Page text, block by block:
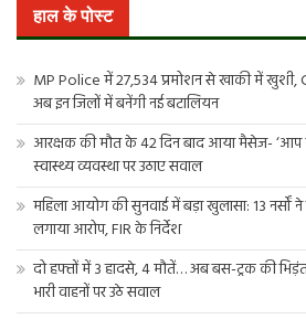
हाल के पोस्ट
MP Police में 27,534 प्रमोशन से खाकी में खुशी,
अब इन जिलों में बनेंगी नई बटालियन
आरक्षक की मौत के 42 दिन बाद आया मैसेज- ‘आप
स्वास्थ्य व्यवस्था पर उठाए सवाल
महिला आयोग की सुनवाई में बड़ा खुलासा: 13
लगाया आरोप, FIR के निर्देश
दो हफ्तों में 3 हादसे, 4 मौतें… अब बस-ट्रक की
भारी वाहनों पर उठे सवाल